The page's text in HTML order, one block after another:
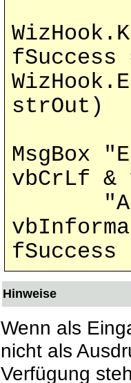
fSuccess
strOut)
MsgBox
vbCrLf &
fSuccess
Hinweise
Wenn als
nicht als
Verfügung